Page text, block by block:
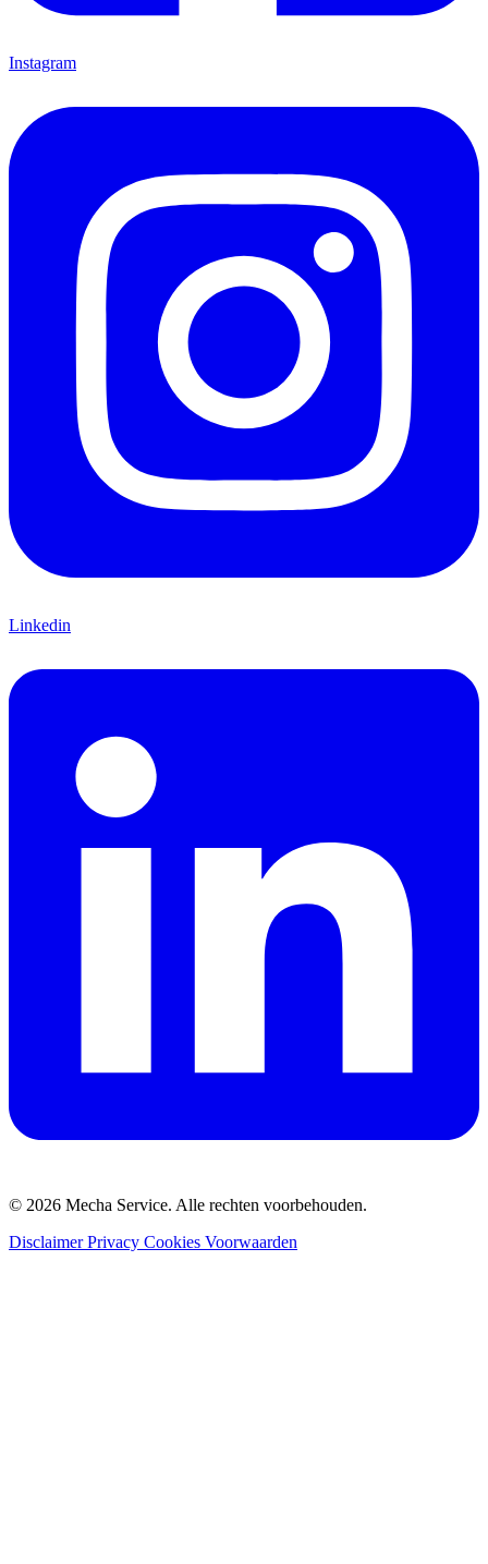
Instagram
Linkedin
© 2026 Mecha Service. Alle rechten voorbehouden.
DisclaimerPrivacy Cookies Voorwaarden